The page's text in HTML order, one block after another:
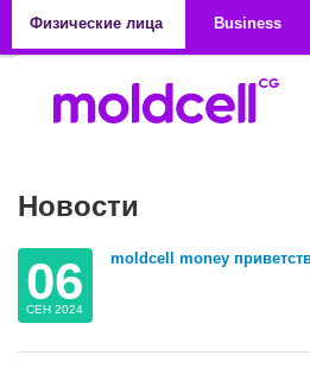
Физические лица
Business
Новости
06
СЕН 2024
moldcell money